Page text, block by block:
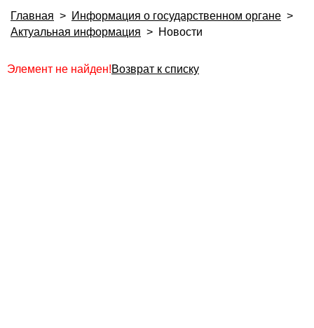
Главная > Информация о государственном органе >
Актуальная информация > Новости
Элемент не найден!Возврат к списку